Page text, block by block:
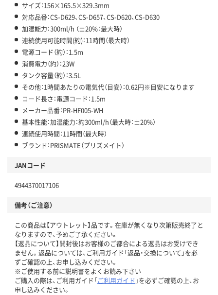
サイズ：156×165.5×329.3mm
対応品番：CS-D629、CS-D657、CS-D620、CS-D630
加湿能力：300ml/h （±20%：最大時）
連続使用可能時間(約)：11時間（最大時）
電源コード（約）：1.5m
消費電力（約）：23W
タンク容量（約）：3.5L
その他：1時間あたりの電気代（目安）：0.62円※目安になります
コード長さ：電源コード：1.5m
メーカー品番：PR-HF005-WH
基本性能：加湿能力：約300ml/h（最大時：±20%）
連続使用時間：11時間（最大時）
ブランド：PRISMATE（プリズメイト）
JANコード
4944370017106
備考（ご注意）
この商品は【アウトレット】品です。在庫が無くなり次第販売終了と
なりますので、予めご了承ください。
【返品について】開封後はお客様のご都合による返品はお受けでき
ません。返品については、ご利用ガイド「返品・交換について」を必
ずご確認の上、お申し込みください。
※ご使用する前に説明書をよくお読み下さい
ご購入の際は、ご利用ガイド「ご利用ガイド 」を必ずご確認の上、お
申し込みください。